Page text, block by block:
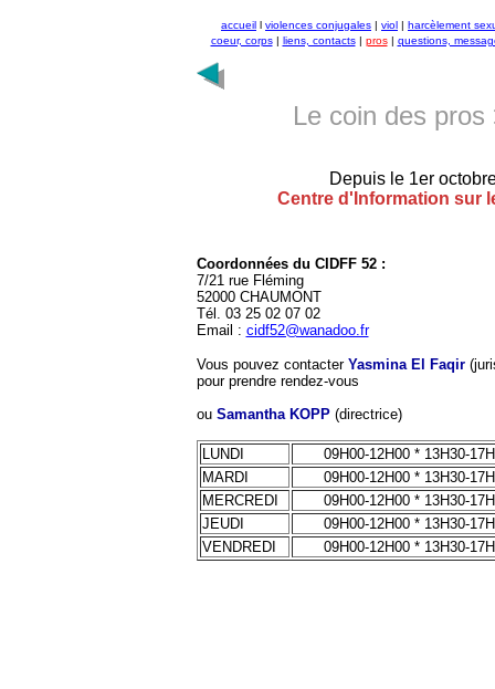
accueil l violences conjugales | viol | harcèlement
coeur, corps | liens, contacts| pros| questions,
Le coin des pros
Depuis le 1er
Centre d'Information sur
Coordonnées du CIDFF 52 :
7/21 rue Fléming
52000 CHAUMONT
Tél. 03 25 02 07 02
Email : cidf52@wanadoo.fr
Vous pouvez contacter Yasmina El Faqir
pour prendre rendez-vous
ou Samantha KOPP (directrice)
LUNDI
09H00-12H00 * 13H30-
MARDI
09H00-12H00 * 13H30-
MERCREDI
09H00-12H00 * 13H30-
JEUDI
09H00-12H00 * 13H30-
VENDREDI
09H00-12H00 * 13H30-